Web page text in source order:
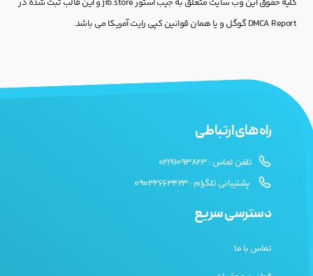
DMCA Report گوگل و یا همان قوانین کپی رایت آمریکا می باشد.
راه های ارتباطی
تلفن تماس : 02191093823
پشتیبانی تلگرام : 09032663423
دسترسی سریع
تماس با ما